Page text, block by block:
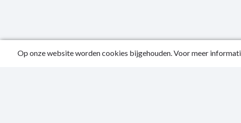
Op onze website worden cookies bijgehouden. Voor meer